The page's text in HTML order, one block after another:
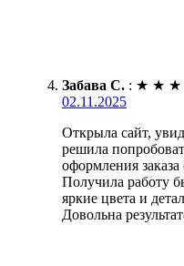
Забава С. : ★ ★ ★
02.11.2025
Открыла сайт,
решила
оформления
Получила работу
яркие цвета и
Довольна